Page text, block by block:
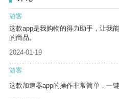
游客
这款app是我购物的得力助手，让我
的商品。
2024-01-19
游客
这款加速器app的操作非常简单，一